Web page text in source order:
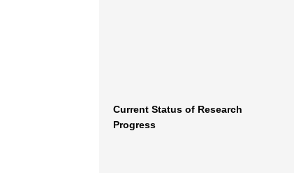
Current Status of Research
Progress